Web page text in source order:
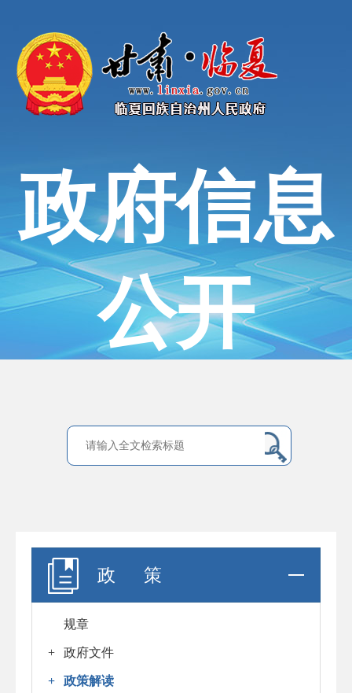
政府信息
公开
政 策
规章
+ 政府文件
+ 政策解读